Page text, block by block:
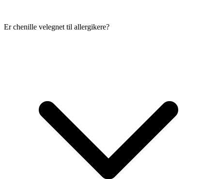
Er chenille velegnet til allergikere?